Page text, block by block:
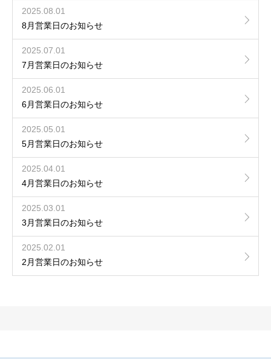
2025.08.01
8月営業日のお知らせ
2025.07.01
7月営業日のお知らせ
2025.06.01
6月営業日のお知らせ
2025.05.01
5月営業日のお知らせ
2025.04.01
4月営業日のお知らせ
2025.03.01
3月営業日のお知らせ
2025.02.01
2月営業日のお知らせ